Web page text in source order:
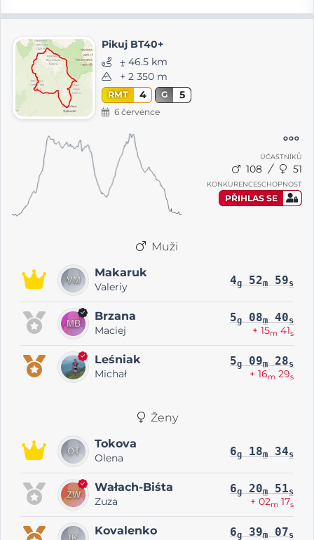
Pikuj BT40+
⨦ 46.5 km
+ 2 350 m
RMT 4 G 5
6 července
ÚČASTNÍKŮ
108 51
KONKURENCESCHOPNOST
PŘIHLAS SE
Muži
Makaruk
Valeriy 4g 52m 59s
Brzana
Maciej
5g 08m 40s
+ 15m 41s
Leśniak
Michał
5g 09m 28s
+ 16m 29s
Ženy
Tokova
Olena 6g 18m 34s
Wałach-Biśta
Zuza
6g 20m 51s
+ 02m 17s
Kovalenko 6g 39m 07s